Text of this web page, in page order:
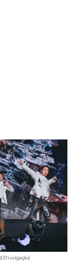
Divulgação)